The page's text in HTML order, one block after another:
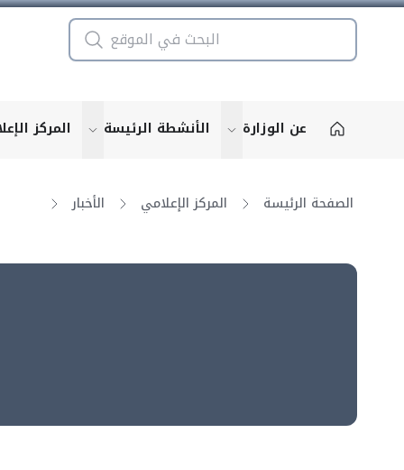
عن الوزارة show submenu for "More"
الأنشطة الرئيسة for "More"
المركز
الصفحة الرئيسة المركز الإعلامي الأخبار